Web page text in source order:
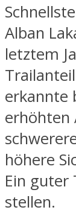
Alban
letztem
erkannte
erhöhten
höhere
Ein guter
stellen.